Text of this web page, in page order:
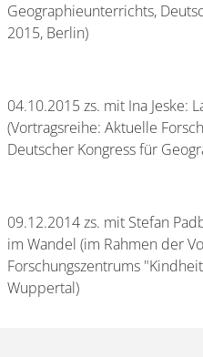
Geographieunterrichts,
2015, Berlin)
04.10.2015 zs. mit Ina Jeske:
(Vortragsreihe: Aktuelle
Deutscher Kongress für
09.12.2014 zs. mit Stefan
im Wandel (im Rahmen der
Forschungszentrums
Wuppertal)